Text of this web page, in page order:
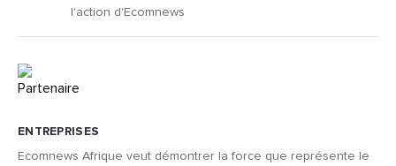
ENTREPRISES
Ecomnews Afrique veut démontrer la force que représente le
l'action d'Ecomnews